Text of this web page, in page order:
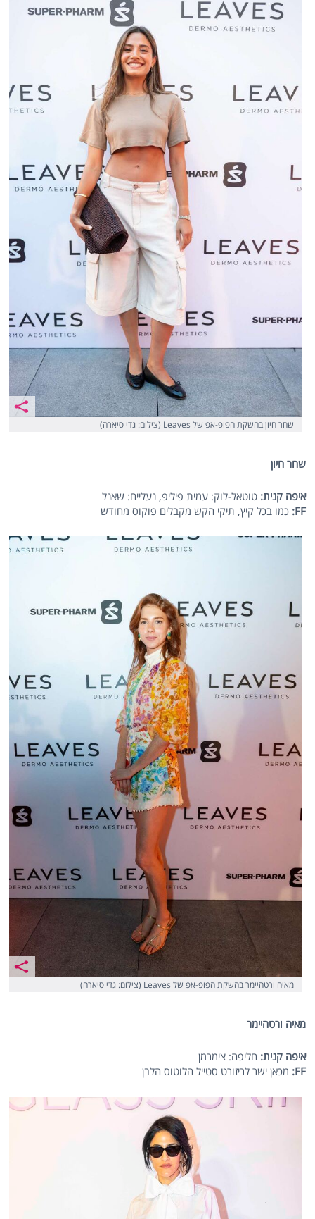
שחר חיון בהשקת הפופ-אפ של Leaves (צילום: גדי סיארה)
שחר חיון
איפה קנית: טוטאל-לוק: עמית פיליפ, נעליים: שאנל
FF
: כמו בכל קיץ, תיקי הקש מקבלים פוקוס מחודש
מאיה ורטהיימר בהשקת הפופ-אפ של Leaves (צילום: גדי סיארה)
מאיה ורטהיימר
איפה קנית: חליפה: צימרמן
FF
: מכאן ישר לריזורט סטייל הלוטוס הלבן